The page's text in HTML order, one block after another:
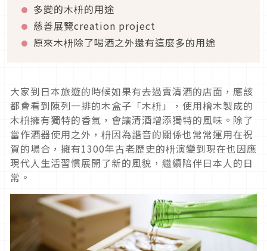
多變的木枡的用途
慈善展覽creation project
原來木枡除了喝酒之外還有這麼多的用途
大家到日本旅遊的時候如果有去過賣清酒的店面，應該
都會看到陳列一排的木盒子「木枡」，使用檜木製成的
木枡擁有獨特的香氣，會讓清酒增添獨特的風味。除了
當作酒器使用之外，枡因為諧音的關係也常常運用在祝
賀的場合，擁有1300年古老歷史的枡演變到現在也因應
現代人生活習慣展開了新的風貌，繼續陪伴日本人的日
常。